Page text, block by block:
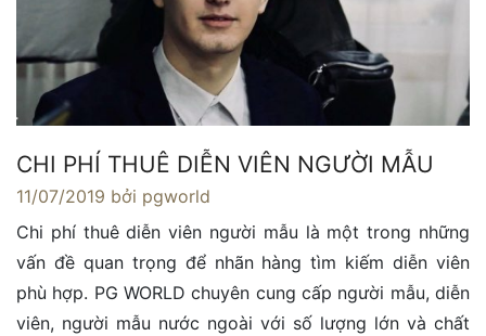
CHI PHÍ THUÊ DIỄN VIÊN NGƯỜI MẪU
11/07/2019 bởi pgworld
Chi phí thuê diễn viên người mẫu là một trong những
vấn đề quan trọng để nhãn hàng tìm kiếm diễn viên
phù hợp. PG WORLD chuyên cung cấp người mẫu, diễn
viên, người mẫu nước ngoài với số lượng lớn và chất